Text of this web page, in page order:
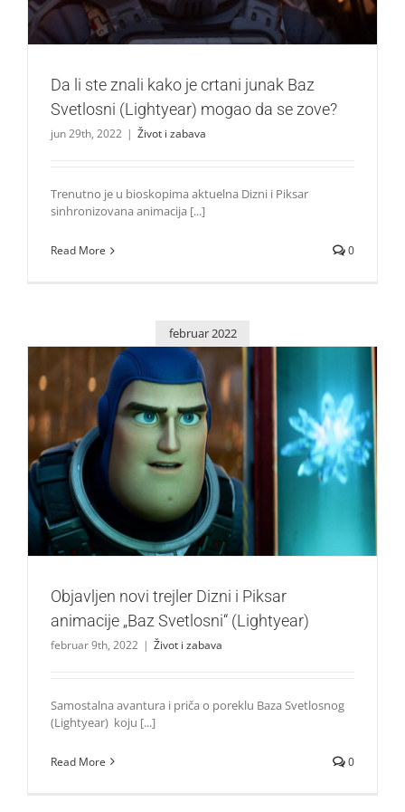
Da li ste znali kako je crtani junak Baz
Svetlosni (Lightyear) mogao da se zove?
jun 29th, 2022 | Život i zabava
Trenutno je u bioskopima aktuelna Dizni i Piksar
sinhronizovana animacija [...]
Read More 0
februar 2022
Objavljen novi trejler Dizni i Piksar animacije „Baz
Svetlosni“ (Lightyear)
Život i zabava
Objavljen novi trejler Dizni i Piksar
animacije „Baz Svetlosni“ (Lightyear)
februar 9th, 2022 | Život i zabava
Samostalna avantura i priča o poreklu Baza Svetlosnog
(Lightyear) koju [...]
Read More 0